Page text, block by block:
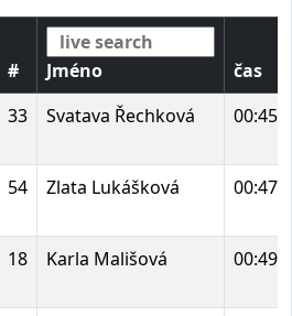
# Jméno
čas
33 Svatava Řechková
54 Zlata Lukášková
18 Karla Mališová